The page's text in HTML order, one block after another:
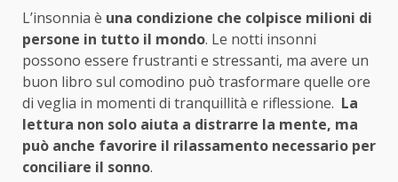
L’insonnia è una condizione che colpisce milioni di
persone in tutto il mondo. Le notti insonni
possono essere frustranti e stressanti, ma avere un
buon libro sul comodino può trasformare quelle ore
di veglia in momenti di tranquillità e riflessione. La
lettura non solo aiuta a distrarre la mente, ma
può anche favorire il rilassamento necessario per
conciliare il sonno.